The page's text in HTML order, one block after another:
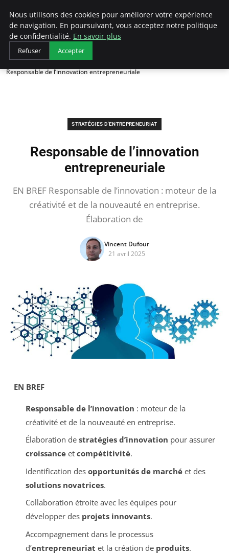
LECFCM
Accueil
Stratégies d'entrepreneuriat
Responsable de l’innovation entrepreneuriale
STRATÉGIES D'ENTREPRENEURIAT
Responsable de l’innovation
entrepreneuriale
EN BREF Responsable de l’innovation : moteur de la
créativité et de la nouveauté en entreprise.
Élaboration de
Vincent Dufour
21 avril 2025
EN BREF
Responsable de l’innovation : moteur de la
créativité et de la nouveauté en entreprise.
Élaboration de stratégies d’innovation pour assurer
croissanceet compétitivité.
Identification des opportunités de marchéet des
solutions novatrices.
Collaboration étroite avec les équipes pour
développer des projets innovants.
Accompagnement dans le processus
d’entrepreneuriat et la création de produits.
Nous utilisons des cookies pour améliorer votre expérience
de navigation. En poursuivant, vous acceptez notre politique
de confidentialité. En savoir plus
Refuser Accepter